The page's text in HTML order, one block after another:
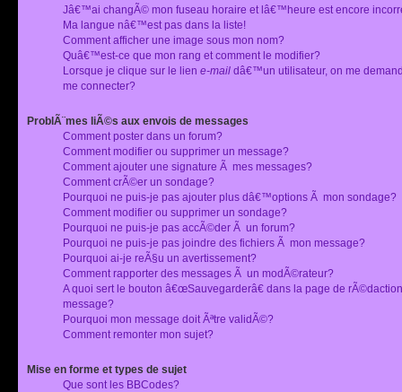
Jâ€™ai changÃ© mon fuseau horaire et lâ€™heure est encore
Ma langue nâ€™est pas dans la liste!
Comment afficher une image sous mon nom?
Quâ€™est-ce que mon rang et comment le modifier?
Lorsque je clique sur le lien e-mail dâ€™un utilisateur, on me
me connecter?
ProblÃ¨mes liÃ©s aux envois de messages
Comment poster dans un forum?
Comment modifier ou supprimer un message?
Comment ajouter une signature Ã mes messages?
Comment crÃ©er un sondage?
Pourquoi ne puis-je pas ajouter plus dâ€™options Ã mon sondage?
Comment modifier ou supprimer un sondage?
Pourquoi ne puis-je pas accÃ©der Ã un forum?
Pourquoi ne puis-je pas joindre des fichiers Ã mon message?
Pourquoi ai-je reÃ§u un avertissement?
Comment rapporter des messages Ã un modÃ©rateur?
A quoi sert le bouton â€œSauvegarderâ€ dans la page de
message?
Pourquoi mon message doit Ãªtre validÃ©?
Comment remonter mon sujet?
Mise en forme et types de sujet
Que sont les BBCodes?